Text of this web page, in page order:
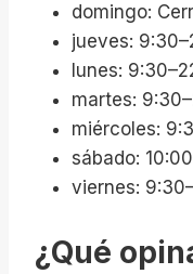
domingo:
jueves:
lunes:
martes:
miércoles:
sábado:
viernes:
¿Qué